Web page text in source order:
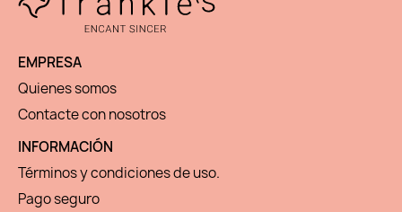
EMPRESA
Quienes somos
Contacte con nosotros
INFORMACIÓN
Términos y condiciones de uso.
Pago seguro